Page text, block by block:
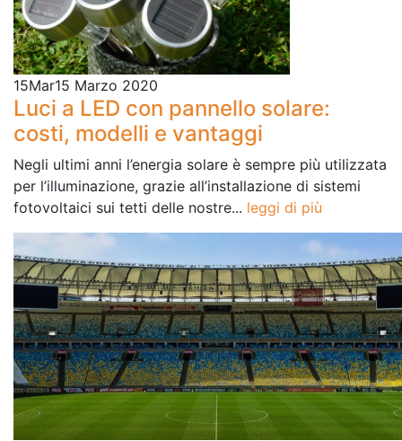
15Mar15 Marzo 2020
Luci a LED con pannello solare:
costi, modelli e vantaggi
Negli ultimi anni l’energia solare è sempre più utilizzata
per l’illuminazione, grazie all’installazione di sistemi
fotovoltaici sui tetti delle nostre... leggi di più